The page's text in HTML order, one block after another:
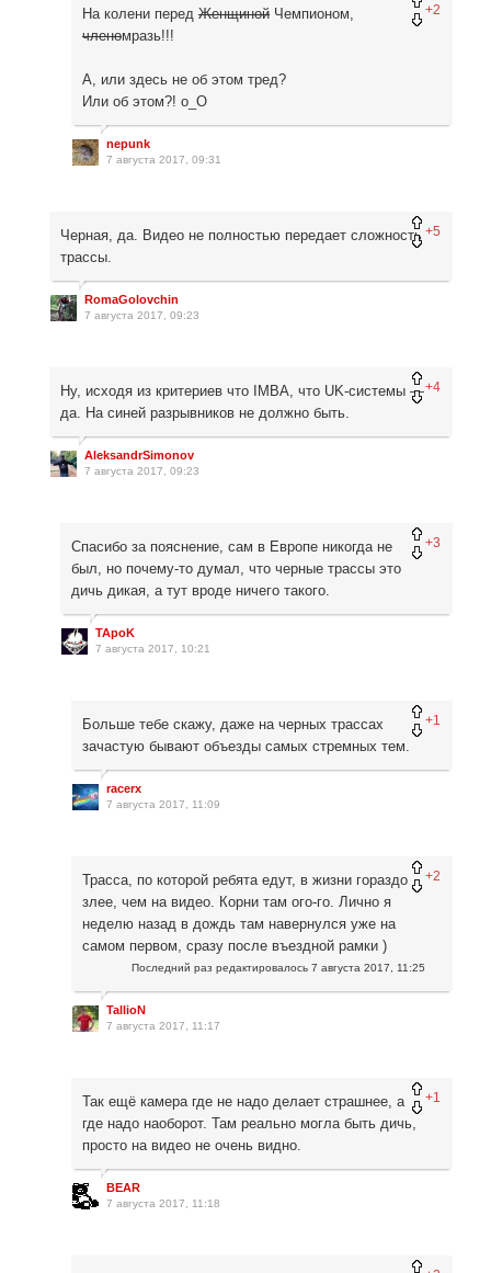
+2
На колени перед Женщиной Чемпионом,
членомразь!!!
А, или здесь не об этом тред?
Или об этом?! o_O
nepunk
7 августа 2017, 09:31
+5
Черная, да. Видео не полностью передает сложность
трассы.
RomaGolovchin
7 августа 2017, 09:23
+4
Ну, исходя из критериев что IMBA, что UK-системы —
да. На синей разрывников не должно быть.
AleksandrSimonov
7 августа 2017, 09:23
+3
Спасибо за пояснение, сам в Европе никогда не
был, но почему-то думал, что черные трассы это
дичь дикая, а тут вроде ничего такого.
TApoK
7 августа 2017, 10:21
+1
Больше тебе скажу, даже на черных трассах
зачастую бывают объезды самых стремных тем.
racerx
7 августа 2017, 11:09
+2
Трасса, по которой ребята едут, в жизни гораздо
злее, чем на видео. Корни там ого-го. Лично я
неделю назад в дождь там навернулся уже на
самом первом, сразу после въездной рамки )
Последний раз редактировалось 7 августа 2017, 11:25
TallioN
7 августа 2017, 11:17
+1
Так ещё камера где не надо делает страшнее, а
где надо наоборот. Там реально могла быть дичь,
просто на видео не очень видно.
BEAR
7 августа 2017, 11:18